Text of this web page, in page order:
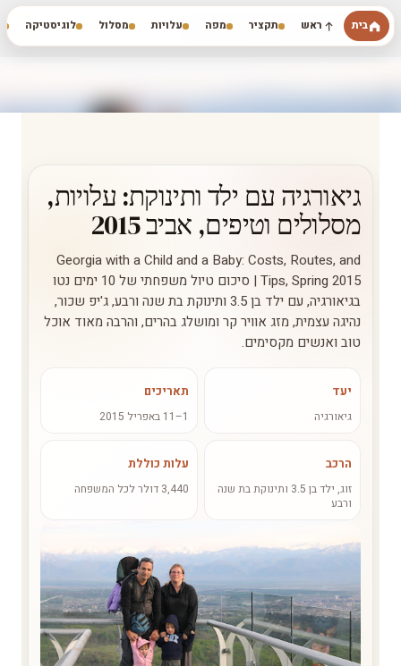
דילוג לתוכן הראשי
השלום לב-ארים רואים עולם בית ראש תקציר מפה עלויות מסלול לוגיסטיקה
גיאורגיה עם ילד ותינוקת: עלויות,
מסלולים וטיפים, אביב 2015
Georgia with a Child and a Baby: Costs, Routes, and
Tips, Spring 2015 | סיכום טיול משפחתי של 10 ימים נטו
בגיאורגיה, עם ילד בן 3.5 ותינוקת בת שנה ורבע, ג'יפ שכור,
נהיגה עצמית, מזג אוויר קר ומושלג בהרים, והרבה מאוד אוכל
טוב ואנשים מקסימים.
יעד
גיאורגיה
תאריכים
1–11 באפריל 2015
הרכב
זוג, ילד בן 3.5 ותינוקת בת שנה
ורבע
עלות כוללת
3,440 דולר לכל המשפחה